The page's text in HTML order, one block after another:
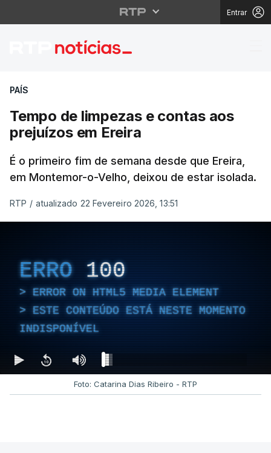
Entrar
Tempo de limpezas e
PAÍS
Tempo de limpezas e contas aos
prejuízos em Ereira
É o primeiro fim de semana desde que Ereira,
em Montemor-o-Velho, deixou de estar isolada.
RTP / atualizado 22 Fevereiro 2026, 13:51
ERRO 100
ERROR ON HTML5 MEDIA ELEMENT
ESTE CONTEÚDO ESTÁ NESTE MOMENTO
INDISPONÍVEL
Foto: Catarina Dias Ribeiro - RTP